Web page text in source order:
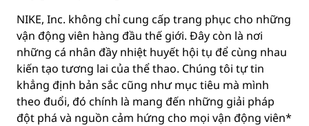
NIKE, Inc. không chỉ cung cấp trang phục cho những
vận động viên hàng đầu thế giới. Đây còn là nơi
những cá nhân đầy nhiệt huyết hội tụ để cùng nhau
kiến tạo tương lai của thể thao. Chúng tôi tự tin
khẳng định bản sắc cũng như mục tiêu mà mình
theo đuổi, đó chính là mang đến những giải pháp
đột phá và nguồn cảm hứng cho mọi vận động viên*